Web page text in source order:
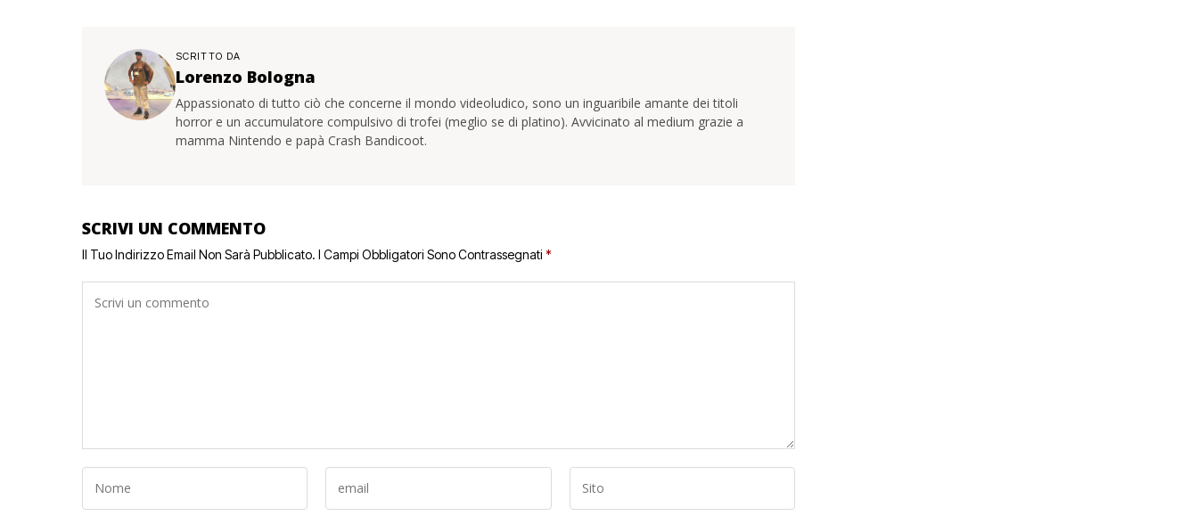
SCRITTO DA
Lorenzo Bologna
Appassionato di tutto ciò che concerne il mondo videoludico, sono un inguaribile amante dei titoli
horror e un accumulatore compulsivo di trofei (meglio se di platino). Avvicinato al medium grazie a
mamma Nintendo e papà Crash Bandicoot.
SCRIVI UN COMMENTO
Il Tuo Indirizzo Email Non Sarà Pubblicato. I Campi Obbligatori Sono Contrassegnati *